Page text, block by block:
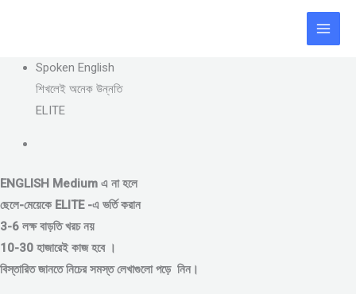
Spoken English
শিখলেই অনেক উন্নতি
ELITE
ENGLISH Medium এ না হলে
ছেলে-মেয়েকে ELITE -এ ভর্তি করান
3-6 লক্ষ বাড়তি খরচ নয়
10-30 হাজারেই কাজ হবে ।
বিস্তারিত জানতে নিচের সমস্ত লেখাগুলো পড়ে নিন।